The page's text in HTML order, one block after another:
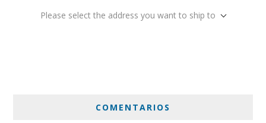
Please select the address you want to ship to
COMENTARIOS